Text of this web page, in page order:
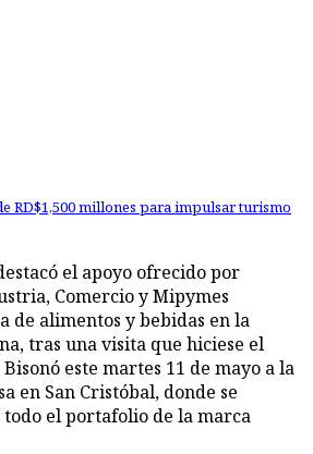
RD$1,500 millones para impulsar turismo
Comercio y Mipymes
de alimentos y bebidas en la
tras una visita que hiciese el
este martes 11 de mayo a la
en San Cristóbal, donde se
todo el portafolio de la marca